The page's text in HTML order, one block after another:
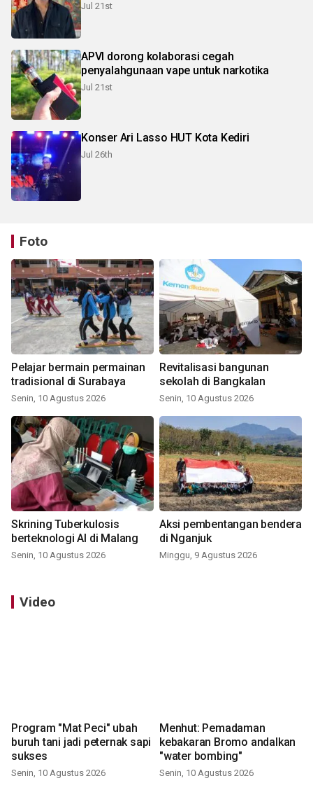
Jul 21st
APVI dorong kolaborasi cegah
penyalahgunaan vape untuk narkotika
Jul 21st
Konser Ari Lasso HUT Kota Kediri
Jul 26th
Foto
Pelajar bermain permainan
tradisional di Surabaya
Senin, 10 Agustus 2026
Revitalisasi bangunan
sekolah di Bangkalan
Senin, 10 Agustus 2026
Skrining Tuberkulosis
berteknologi AI di Malang
Senin, 10 Agustus 2026
Aksi pembentangan bendera
di Nganjuk
Minggu, 9 Agustus 2026
Video
Program "Mat Peci" ubah
buruh tani jadi peternak sapi
sukses
Senin, 10 Agustus 2026
Menhut: Pemadaman
kebakaran Bromo andalkan
"water bombing"
Senin, 10 Agustus 2026